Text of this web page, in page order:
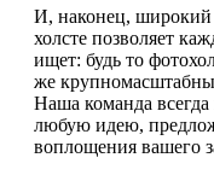
И, наконец, широкий
холсте позволяет
ищет: будь то
же
Наша команда всегда
любую идею,
воплощения вашего